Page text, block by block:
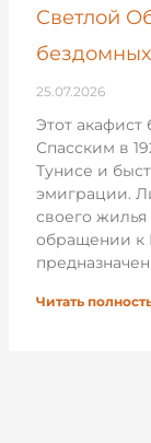
Светлой
бездомных
25.07.2026
Этот
Спасским в
Тунисе и
эмиграции.
своего
обращении к
Читать